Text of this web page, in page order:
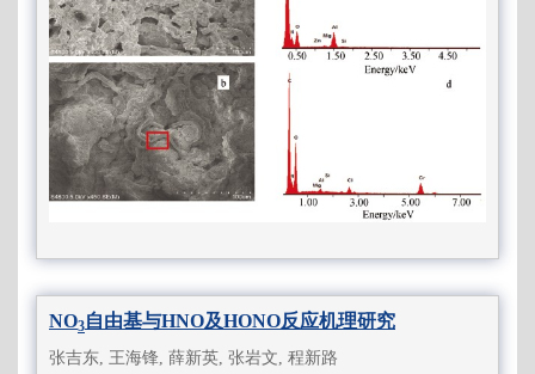
NO3自由基与HNO及HONO反应机理研究
张吉东, 王海锋, 薛新英, 张岩文, 程新路